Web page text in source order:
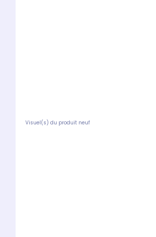
Visuel(s) du produit neuf